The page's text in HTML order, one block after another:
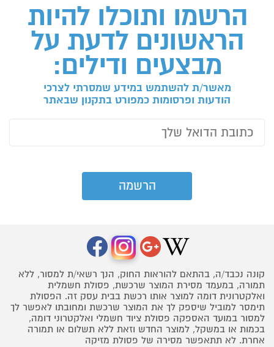
הרשמו ותוכלו להיות
הראשונים לדעת על
מבצעים ודילים:
מאשר/ת להשתמש במידע שמסרתי לצרכי
הודעות ופרסומות כמפורט בתקנון שבאתר
קונה נכבד/ה, בהתאם להוראות החוק, הנך רשאי/ת למסור, ללא
תמורה, במעמד מסירת המוצר שרכשת, פסולת חשמלית
ואלקטרונית דומה למוצר אותו רכשת בבית עסק זה. הפסולת
תימסר למוביל שיספק לך את המוצר שרכשת ומחובתו לאפשר לך
למסור במועד האספקה פסולת ציוד חשמלי ואלקטרוני דומה,
בכמות או במשקל, למוצר החדש וזאת ללא תשלום או תמורה
אחרת. לא תתאפשר מסירה של פסולת מזיקה